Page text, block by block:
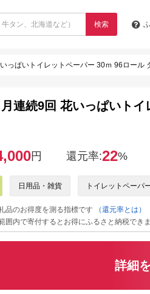
検索
っぱいトイレットペーパー 30ｍ 96ロール
連続9回 花いっぱいト
円 還元率:22%
日用品・雑貨 トイレットペーパ
品のお得度を測る指標です
（還元率とは）
囲内で寄付するとお得にふるさと納税でき
詳細